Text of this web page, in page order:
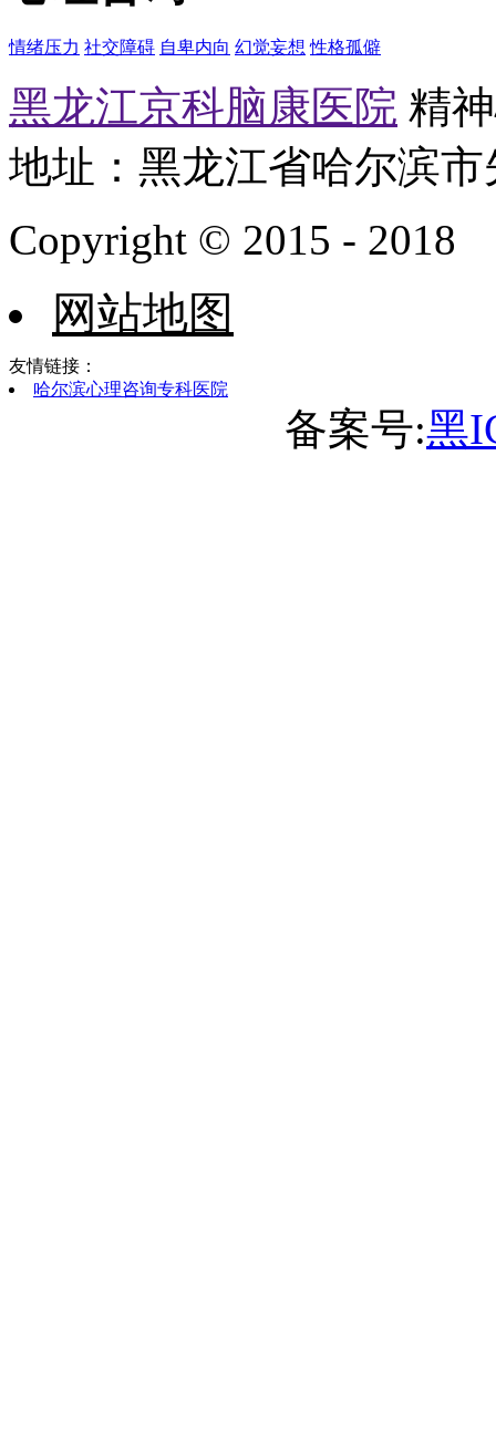
情绪压力 社交障碍 自卑内向 幻觉妄想 性格孤僻
黑龙江京科脑康医院 精
地址：黑龙江省哈尔滨
Copyright © 2015 - 2018
网站地图
友情链接：
哈尔滨心理咨询专科医院
备案号:黑